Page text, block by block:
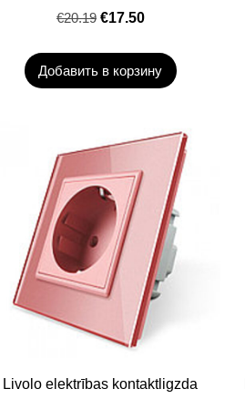
€20.19 €17.50
Добавить в корзину
Livolo elektrības kontaktligzda